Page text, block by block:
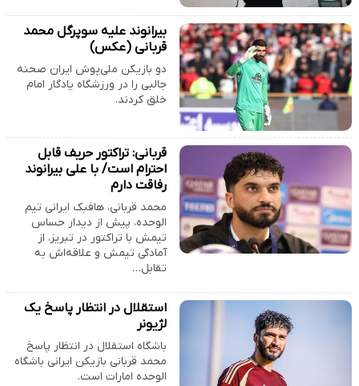
بیرانوند علیه سوپرگل محمد
قربانی (عکس)
دو بازیکن ملی‌پوش ایران صحنه
جالبی را در ورزشگاه یادگار امام
خلق کردند.
قربانی: تراکتور حریف قابل
احترام است/ با علی بیرانوند
رفاقت دارم
محمد قربانی، هافبک ایرانی تیم
الوحده، پیش از دیدار حساس
تیمش با تراکتور در تبریز، از
آمادگی تیمش و علاقه‌اش به
تقابل…
استقلال در انتظار پاسخ یک
لژیونر
باشگاه استقلال در انتظار پاسخ
محمد قربانی بازیکن ایرانی باشگاه
الوحده امارات است.